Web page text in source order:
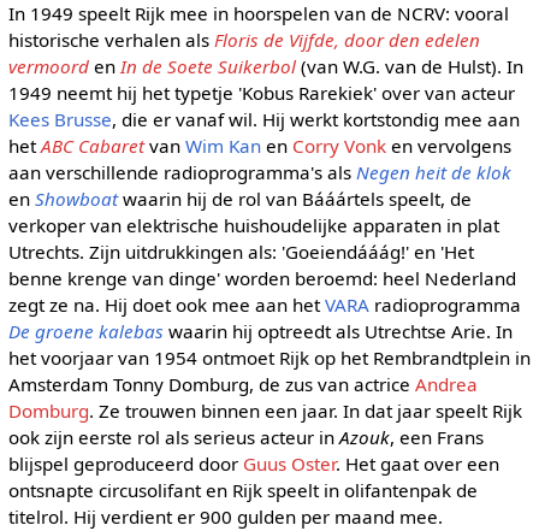
In 1949 speelt Rijk mee in hoorspelen van de NCRV: vooral
historische verhalen als Floris de Vijfde, door den edelen
vermoordenIn de Soete Suikerbol(van W.G. van de Hulst). In
1949 neemt hij het typetje 'Kobus Rarekiek' over van acteur
Kees Brusse, die er vanaf wil. Hij werkt kortstondig mee aan
hetABC Cabaretvan Wim Kanen Corry Vonken vervolgens
aan verschillende radioprogramma's als Negen heit de klok
en Showboatwaarin hij de rol van Bááártels speelt, de
verkoper van elektrische huishoudelijke apparaten in plat
Utrechts. Zijn uitdrukkingen als: 'Goeiendááág!' en 'Het
benne krenge van dinge' worden beroemd: heel Nederland
zegt ze na. Hij doet ook mee aan hetVARAradioprogramma
De groene kalebas waarin hij optreedt als Utrechtse Arie. In
het voorjaar van 1954 ontmoet Rijk op het Rembrandtplein in
Amsterdam Tonny Domburg, de zus van actrice Andrea
Domburg. Ze trouwen binnen een jaar. In dat jaar speelt Rijk
ook zijn eerste rol als serieus acteur inAzouk, een Frans
blijspel geproduceerd door Guus Oster. Het gaat over een
ontsnapte circusolifant en Rijk speelt in olifantenpak de
titelrol. Hij verdient er 900 gulden per maand mee.